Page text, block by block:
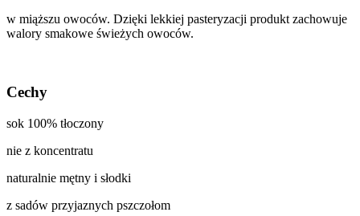
w miąższu owoców. Dzięki lekkiej pasteryzacji produkt zachowuje
walory smakowe świeżych owoców.
Cechy
sok 100% tłoczony
nie z koncentratu
naturalnie mętny i słodki
z sadów przyjaznych pszczołom